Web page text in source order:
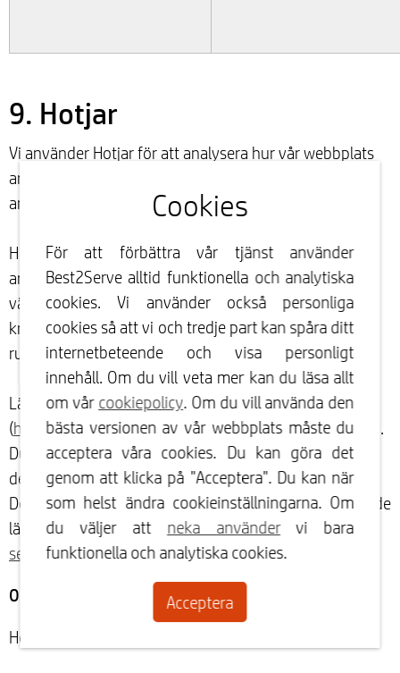
9. Hotjar
Vi använder Hotjar för att analysera hur vår webbplats
används och hur detta kan förbättra
användarupplevelsen för våra webbplatsbesökare.
Hotjar samlar in data om besökares allmänna
användning av webbplatsen. Detta inkluderar
värmekartor över sidor med information om vilka
knappar som klickas på och var på en specifik sida folk
rullar.
Läs Hotjars sekretesspolicy
(https://www.hotjar.com/privacy/) för mer information.
Du kan avregistrera dig från spårning av Hotjar via
denna länk:https://www.hotjar.com/opt-out/.
Dessutom kan Hotjars användarvillkor hittas via följande
länk: https://www.hotjar.com/legal/policies/terms-of-
service/
Organisation
Hotjar löper ut efter en period på högst 1 år.
Cookies
För att förbättra vår tjänst använder
Best2Serve alltid funktionella och analytiska
cookies. Vi använder också personliga
cookies så att vi och tredje part kan spåra ditt
internetbeteende och visa personligt
innehåll. Om du vill veta mer kan du läsa allt
om vår cookiepolicy. Om du vill använda den
bästa versionen av vår webbplats måste du
acceptera våra cookies. Du kan göra det
genom att klicka på "Acceptera". Du kan när
som helst ändra cookieinställningarna. Om
du väljer att neka användervi bara
funktionella och analytiska cookies.
Acceptera